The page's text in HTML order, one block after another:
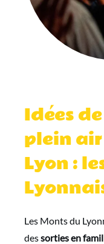
Idées
plein
Lyon :
Les Monts du
dessorties en